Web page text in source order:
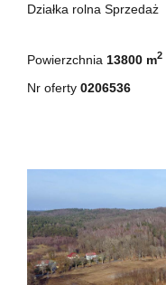
Działka rolna Sprzedaż
Powierzchnia 13800 m2
Nr oferty 0206536